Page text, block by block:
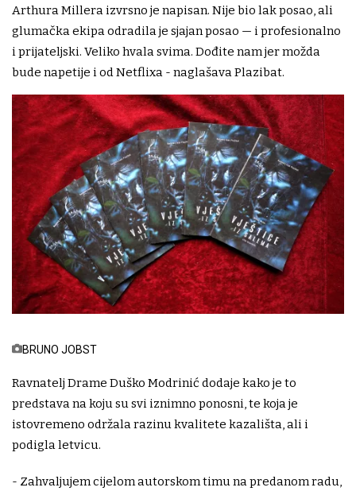
Arthura Millera izvrsno je napisan. Nije bio lak posao, ali
glumačka ekipa odradila je sjajan posao — i profesionalno
i prijateljski. Veliko hvala svima. Dođite nam jer možda
bude napetije i od Netflixa - naglašava Plazibat.
BRUNO JOBST
Ravnatelj Drame Duško Modrinić dodaje kako je to
predstava na koju su svi iznimno ponosni, te koja je
istovremeno održala razinu kvalitete kazališta, ali i
podigla letvicu.
- Zahvaljujem cijelom autorskom timu na predanom radu,